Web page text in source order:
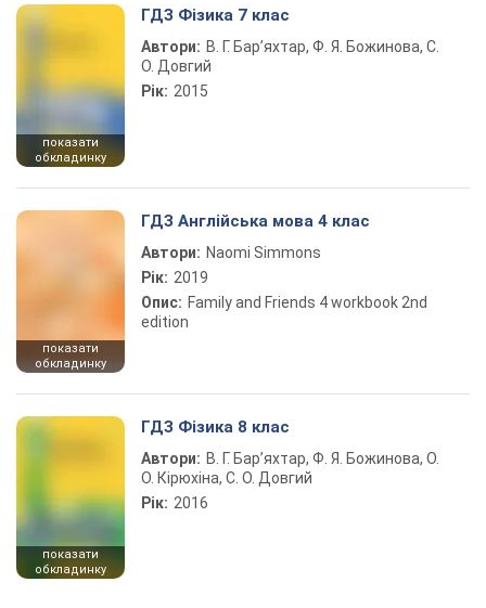
показати
обкладинку
ГДЗ Фізика 7 клас
Автори: В. Г. Бар’яхтар, Ф. Я. Божинова, С.
О. Довгий
Рік: 2015
показати
обкладинку
ГДЗ Англійська мова 4 клас
Автори: Naomi Simmons
Рік: 2019
Опис: Family and Friends 4 workbook 2nd
edition
показати
обкладинку
ГДЗ Фізика 8 клас
Автори: В. Г. Бар’яхтар, Ф. Я. Божинова, О.
О. Кірюхіна, С. О. Довгий
Рік: 2016